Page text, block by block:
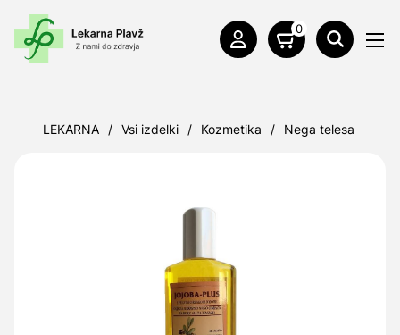
0
LEKARNA / Vsi izdelki / Kozmetika / Nega telesa